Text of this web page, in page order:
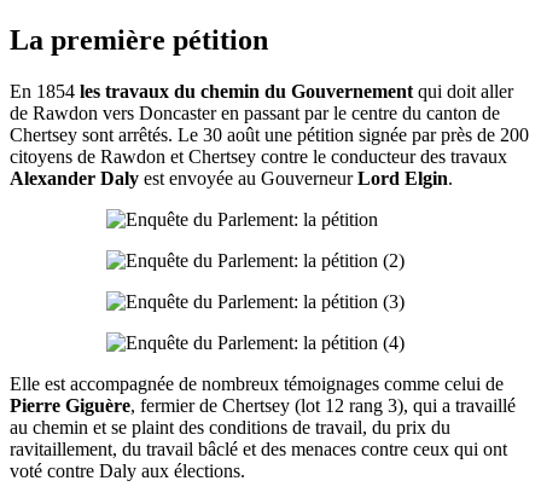
La première pétition
En 1854 les travaux du chemin du Gouvernement qui doit aller
de Rawdon vers Doncaster en passant par le centre du canton de
Chertsey sont arrêtés. Le 30 août une pétition signée par près de 200
citoyens de Rawdon et Chertsey contre le conducteur des travaux
Alexander Daly est envoyée au GouverneurLord Elgin.
Elle est accompagnée de nombreux témoignages comme celui de
Pierre Giguère, fermier de Chertsey (lot 12 rang 3), qui a travaillé
au chemin et se plaint des conditions de travail, du prix du
ravitaillement, du travail bâclé et des menaces contre ceux qui ont
voté contre Daly aux élections.